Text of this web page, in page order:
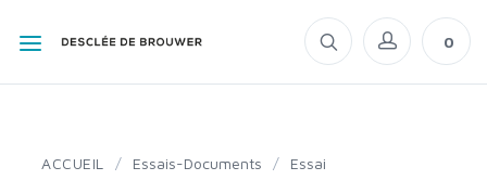
0
ACCUEIL / Essais-Documents / Essai